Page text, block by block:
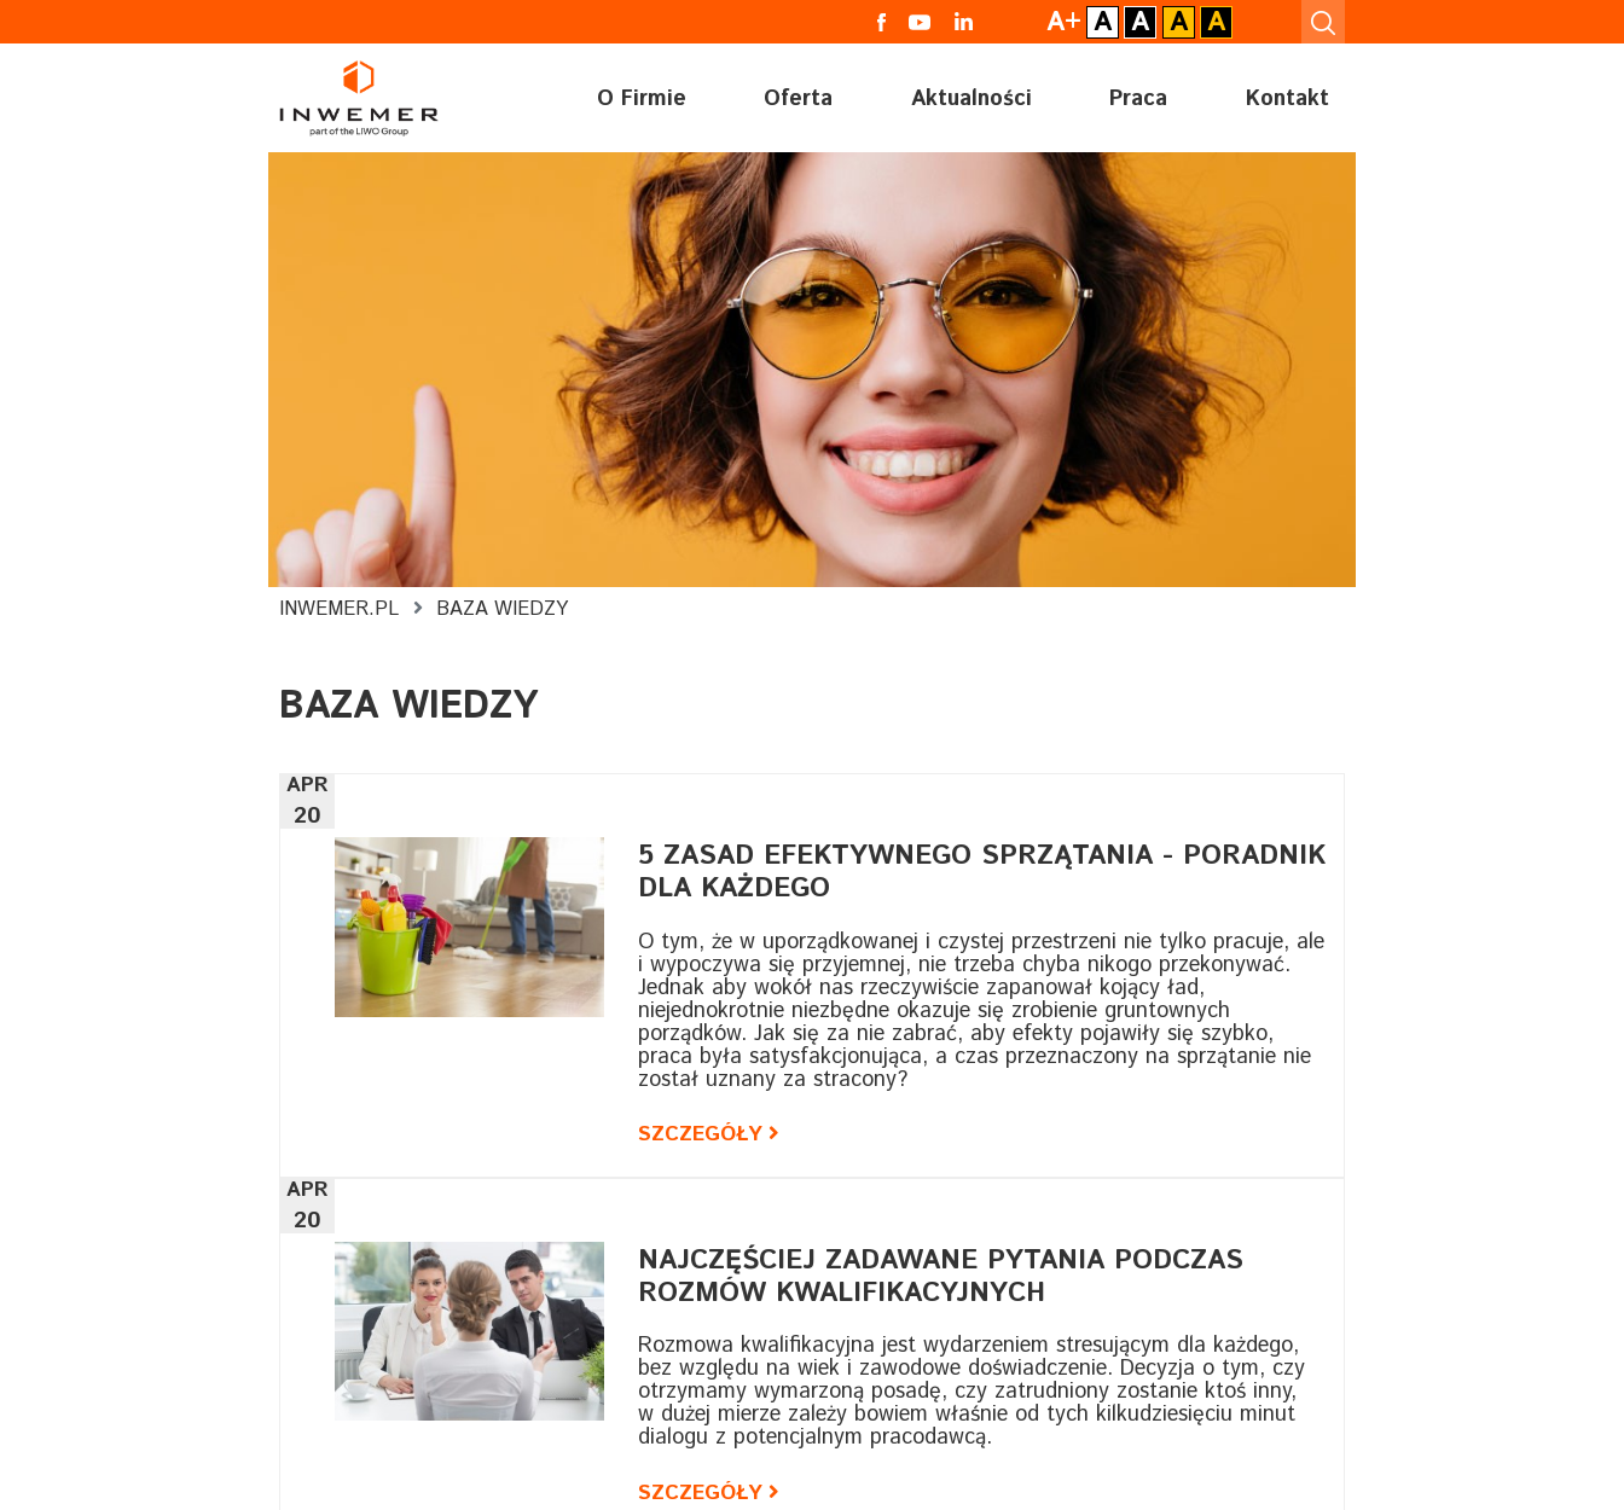
A+ A A A A
O Firmie Oferta Aktualności Praca Kontakt
INWEMER.PL BAZA WIEDZY
BAZA WIEDZY
APR
20
5 ZASAD EFEKTYWNEGO SPRZĄTANIA - PORADNIK
DLA KAŻDEGO
O tym, że w uporządkowanej i czystej przestrzeni nie tylko pracuje, ale
i wypoczywa się przyjemnej, nie trzeba chyba nikogo przekonywać.
Jednak aby wokół nas rzeczywiście zapanował kojący ład,
niejednokrotnie niezbędne okazuje się zrobienie gruntownych
porządków. Jak się za nie zabrać, aby efekty pojawiły się szybko,
praca była satysfakcjonująca, a czas przeznaczony na sprzątanie nie
został uznany za stracony?
SZCZEGÓŁY
APR
20
NAJCZĘŚCIEJ ZADAWANE PYTANIA PODCZAS
ROZMÓW KWALIFIKACYJNYCH
Rozmowa kwalifikacyjna jest wydarzeniem stresującym dla każdego,
bez względu na wiek i zawodowe doświadczenie. Decyzja o tym, czy
otrzymamy wymarzoną posadę, czy zatrudniony zostanie ktoś inny,
w dużej mierze zależy bowiem właśnie od tych kilkudziesięciu minut
dialogu z potencjalnym pracodawcą.
SZCZEGÓŁY